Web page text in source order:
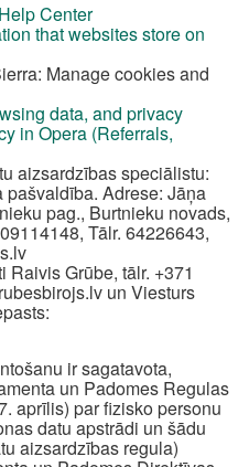
Center
that websites store on
Manage cookies and
data, and privacy
in Opera (Referrals,
aizsardzības speciālistu:
pašvaldība. Adrese: Jāņa
pag., Burtnieku novads,
Tālr. 64226643,
Raivis Grūbe, tālr. +371
un Viesturs
ir sagatavota,
un Padomes Regulas
aprīlis) par fizisko personu
datu apstrādi un šādu
aizsardzības regula)